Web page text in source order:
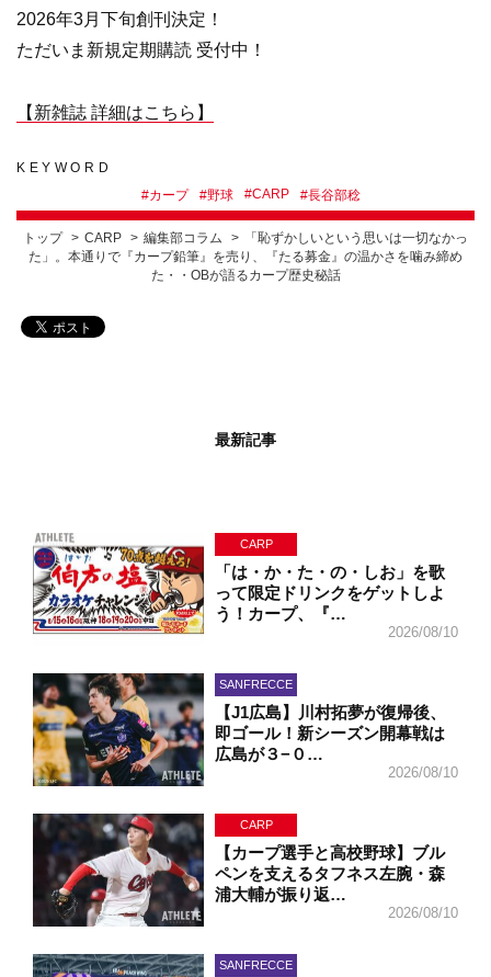
2026年3月下旬創刊決定！
ただいま新規定期購読 受付中！
【新雑誌 詳細はこちら】
KEYWORD
#カープ #野球 #CARP #長谷部稔
トップ CARP 編集部コラム
「恥ずかしいという思いは一切なかっ
た」。本通りで『カープ鉛筆』を売り、『たる募金』の温かさを噛み締め
た・・OBが語るカープ歴史秘話
最新記事
CARP
「は・か・た・の・しお」を歌
って限定ドリンクをゲットしよ
う！カープ、『…
2026/08/10
SANFRECCE
【J1広島】川村拓夢が復帰後、
即ゴール！新シーズン開幕戦は
広島が３−０…
2026/08/10
CARP
【カープ選手と高校野球】ブル
ペンを支えるタフネス左腕・森
浦大輔が振り返…
2026/08/10
SANFRECCE